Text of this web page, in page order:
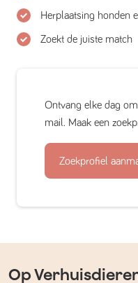
Herplaatsing honden
Zoekt de juiste match
Ontvang elke dag om
mail. Maak een
Zoekprofiel
Op